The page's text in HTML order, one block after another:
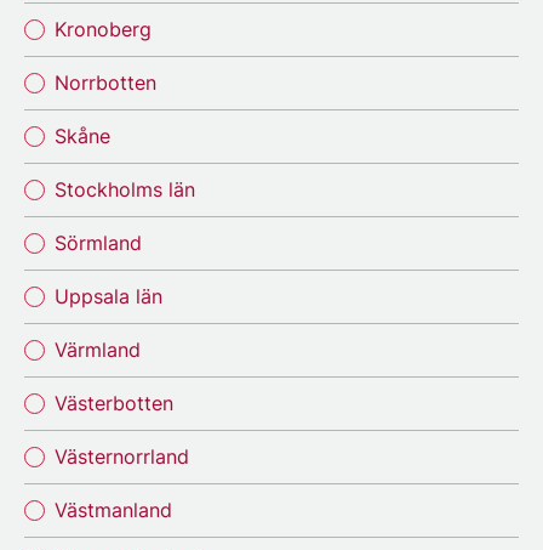
Kronoberg
Norrbotten
Skåne
Stockholms län
Sörmland
Uppsala län
Värmland
Västerbotten
Västernorrland
Västmanland